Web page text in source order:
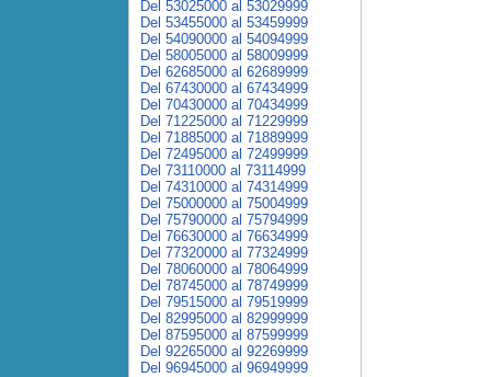
Del 53025000 al 53029999
Del 53455000 al 53459999
Del 54090000 al 54094999
Del 58005000 al 58009999
Del 62685000 al 62689999
Del 67430000 al 67434999
Del 70430000 al 70434999
Del 71225000 al 71229999
Del 71885000 al 71889999
Del 72495000 al 72499999
Del 73110000 al 73114999
Del 74310000 al 74314999
Del 75000000 al 75004999
Del 75790000 al 75794999
Del 76630000 al 76634999
Del 77320000 al 77324999
Del 78060000 al 78064999
Del 78745000 al 78749999
Del 79515000 al 79519999
Del 82995000 al 82999999
Del 87595000 al 87599999
Del 92265000 al 92269999
Del 96945000 al 96949999